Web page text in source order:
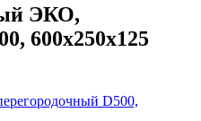
ЭКО,
600x250x125